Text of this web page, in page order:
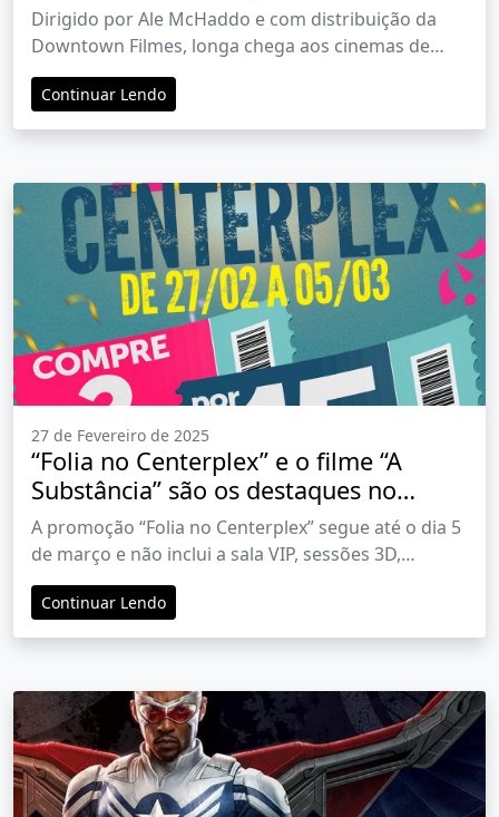
Dirigido por Ale McHaddo e com distribuição da
Downtown Filmes, longa chega aos cinemas de
todo o Brasil em 6 de março
Continuar Lendo
27 de Fevereiro de 2025
“Folia no Centerplex” e o filme “A
Substância” são os destaques no
cinema do North Shopping Barretos
A promoção “Folia no Centerplex” segue até o dia 5
de março e não inclui a sala VIP, sessões 3D,
sessões especiais, pré-venda e pré-estreia
Continuar Lendo